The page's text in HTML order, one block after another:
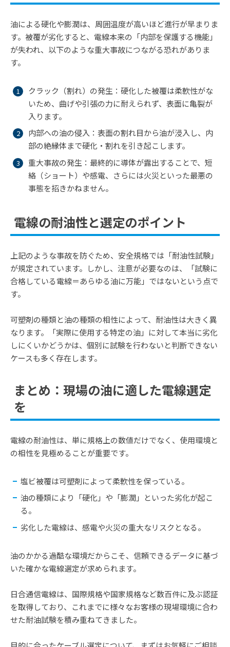
油による硬化や膨潤は、周囲温度が高いほど進行が早まりま
す。被覆が劣化すると、電線本来の「内部を保護する機能」
が失われ、以下のような重大事故につながる恐れがありま
す。
クラック（割れ）の発生：硬化した被覆は柔軟性がな
いため、曲げや引張の力に耐えられず、表面に亀裂が
入ります。
内部への油の侵入：表面の割れ目から油が浸入し、内
部の絶縁体まで硬化・割れを引き起こします。
重大事故の発生：最終的に導体が露出することで、短
絡（ショート）や感電、さらには火災といった最悪の
事態を招きかねません。
電線の耐油性と選定のポイント
上記のような事故を防ぐため、安全規格では「耐油性試験」
が規定されています。しかし、注意が必要なのは、「試験に
合格している電線＝あらゆる油に万能」ではないという点で
す。
可塑剤の種類と油の種類の相性によって、耐油性は大きく異
なります。「実際に使用する特定の油」に対して本当に劣化
しにくいかどうかは、個別に試験を行わないと判断できない
ケースも多く存在します。
まとめ：現場の油に適した電線選定
を
電線の耐油性は、単に規格上の数値だけでなく、使用環境と
の相性を見極めることが重要です。
塩ビ被覆は可塑剤によって柔軟性を保っている。
油の種類により「硬化」や「膨潤」といった劣化が起こ
る。
劣化した電線は、感電や火災の重大なリスクとなる。
油のかかる過酷な環境だからこそ、信頼できるデータに基づ
いた確かな電線選定が求められます。
日合通信電線は、国際規格や国家規格など数百件に及ぶ認証
を取得しており、これまでに様々なお客様の現場環境に合わ
せた耐油試験を積み重ねてきました。